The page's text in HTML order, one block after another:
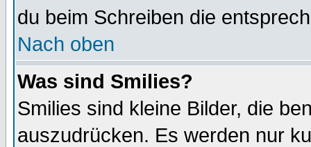
du beim Schreiben die
Nach oben
Was sind Smilies?
Smilies sind kleine Bilder, die
auszudrücken. Es werden nur